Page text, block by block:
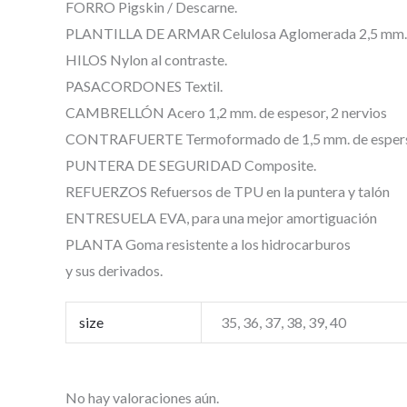
FORRO Pigskin / Descarne.
PLANTILLA DE ARMAR Celulosa Aglomerada 2,5 mm.
HILOS Nylon al contraste.
PASACORDONES Textil.
CAMBRELLÓN Acero 1,2 mm. de espesor, 2 nervios
CONTRAFUERTE Termoformado de 1,5 mm. de
PUNTERA DE SEGURIDAD Composite.
REFUERZOS Refuersos de TPU en la puntera y talón
ENTRESUELA EVA, para una mejor amortiguación
PLANTA Goma resistente a los hidrocarburos
y sus derivados.
size 35, 36, 37, 38, 39, 40
No hay valoraciones aún.